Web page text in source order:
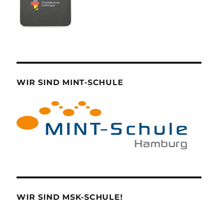
WIR SIND MINT-SCHULE
WIR SIND MSK-SCHULE!